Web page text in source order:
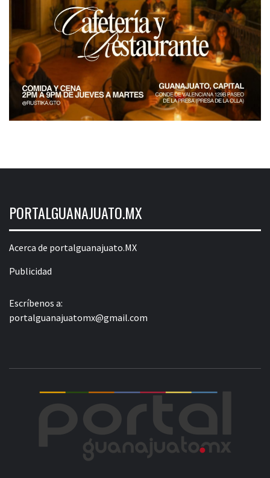
PORTALGUANAJUATO.MX
Acerca de portalguanajuato.MX
Publicidad
Escríbenos a:
portalguanajuatomx@gmail.com